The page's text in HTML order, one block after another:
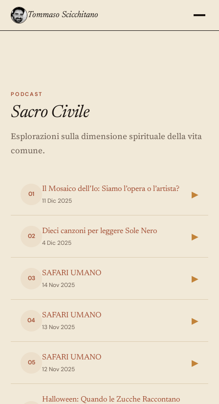
Tommaso Scicchitano
PODCAST
Sacro Civile
Esplorazioni sulla dimensione spirituale della vita
comune.
01
Il Mosaico dell’Io: Siamo l’opera o l’artista?
11 Dic 2025
▶
02
Dieci canzoni per leggere Sole Nero
4 Dic 2025
▶
03
SAFARI UMANO
14 Nov 2025
▶
04
SAFARI UMANO
13 Nov 2025
▶
05
SAFARI UMANO
12 Nov 2025
▶
Halloween: Quando le Zucche Raccontano